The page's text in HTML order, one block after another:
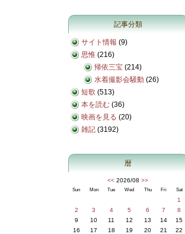
記事分類
サイト情報 (9)
思惟 (216)
帰依三宝 (214)
水着撮影会騒動 (26)
短歌 (513)
本を読む (36)
映画を見る (20)
雑記 (3192)
暦
<< 2026/08 >>
Sun Mon Tue Wed Thu Fri Sat
1
2
3 4 5 6 7
8
9
10 11 12 13 14
15
16
17 18 19 20 21
22